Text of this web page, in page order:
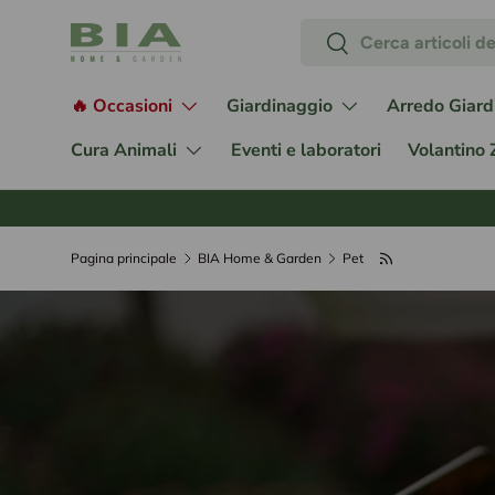
Passa ai contenuti Cerca
Cerca
🔥 Occasioni Giardinaggio
Arredo
Cura Animali
Eventi e laboratori Volantino
Pagina principale BIA Home & Garden Pet